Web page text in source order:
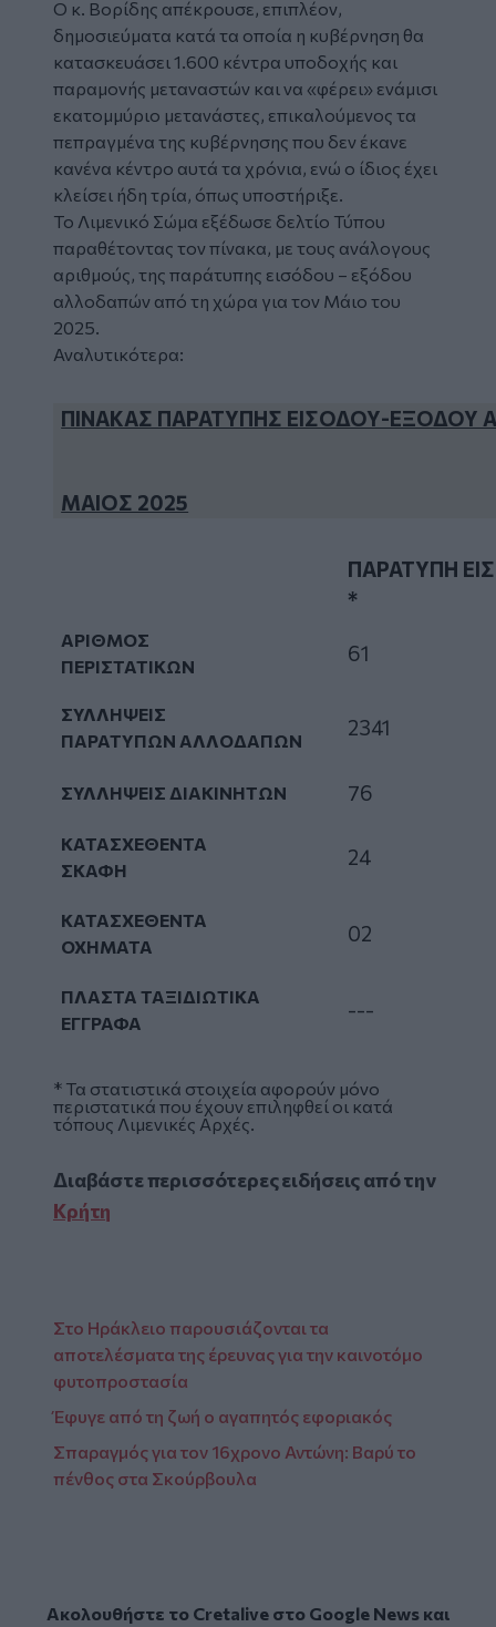
Ο κ. Βορίδης απέκρουσε, επιπλέον,
δημοσιεύματα κατά τα οποία η κυβέρνηση θα
κατασκευάσει 1.600 κέντρα υποδοχής και
παραμονής μεταναστών και να «φέρει» ενάμισι
εκατομμύριο μετανάστες, επικαλούμενος τα
πεπραγμένα της κυβέρνησης που δεν έκανε
κανένα κέντρο αυτά τα χρόνια, ενώ ο ίδιος έχει
κλείσει ήδη τρία, όπως υποστήριξε.
Το Λιμενικό Σώμα εξέδωσε δελτίο Τύπου
παραθέτοντας τον πίνακα, με τους ανάλογους
αριθμούς, της παράτυπης εισόδου – εξόδου
αλλοδαπών από τη χώρα για τον Μάιο του
2025.
Αναλυτικότερα:
ΠΙΝΑΚΑΣ ΠΑΡΑΤΥΠΗΣ ΕΙΣΟΔΟΥ-ΕΞΟΔΟΥ
ΜΑΙΟΣ 2025
ΠΑΡΑΤΥΠΗ
*
ΑΡΙΘΜΟΣ
ΠΕΡΙΣΤΑΤΙΚΩΝ
61
ΣΥΛΛΗΨΕΙΣ
ΠΑΡΑΤΥΠΩΝ ΑΛΛΟΔΑΠΩΝ
2341
ΣΥΛΛΗΨΕΙΣ ΔΙΑΚΙΝΗΤΩΝ 76
ΚΑΤΑΣΧΕΘΕΝΤΑ
ΣΚΑΦΗ
24
ΚΑΤΑΣΧΕΘΕΝΤΑ
ΟΧΗΜΑΤΑ
02
ΠΛΑΣΤΑ ΤΑΞΙΔΙΩΤΙΚΑ
ΕΓΓΡΑΦΑ
---
* Τα στατιστικά στοιχεία αφορούν μόνο
περιστατικά που έχουν επιληφθεί οι κατά
τόπους Λιμενικές Αρχές.
Διαβάστε περισσότερες ειδήσεις από την
Κρήτη
Στο Ηράκλειο παρουσιάζονται τα
αποτελέσματα της έρευνας για την καινοτόμο
φυτοπροστασία
Έφυγε από τη ζωή ο αγαπητός εφοριακός
Σπαραγμός για τον 16χρονο Αντώνη: Βαρύ το
πένθος στα Σκούρβουλα
Ακολουθήστε το Cretalive στο Google Newsκαι